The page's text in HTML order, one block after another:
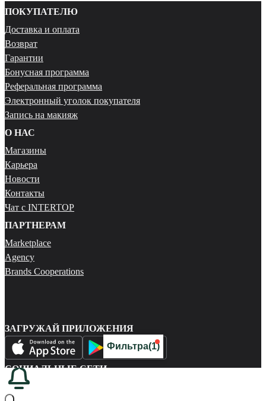
Фильтра(1)
ПОКУПАТЕЛЮ
Доставка и оплата
Возврат
Гарантии
Бонусная программа
Реферальная программа
Электронный уголок покупателя
Запись на макияж
О НАС
Магазины
Карьера
Новости
Контакты
Чат с INTERTOP
ПАРТНЕРАМ
Marketplace
Agency
Brands Cooperations
ЗАГРУЖАЙ ПРИЛОЖЕНИЯ
СОЦИАЛЬНЫЕ СЕТИ